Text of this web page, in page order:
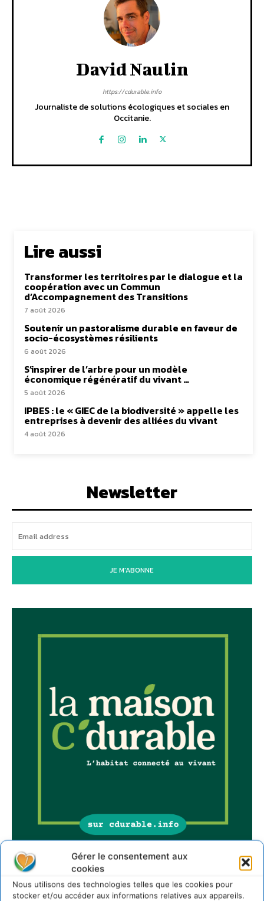
Gérer le consentement aux
cookies
Nous utilisons des technologies telles que les cookies pour
stocker et/ou accéder aux informations relatives aux appareils.
David Naulin
https://cdurable.info
Journaliste de solutions écologiques et sociales en
Occitanie.
Lire aussi
Transformer les territoires par le dialogue et la
coopération avec un Commun
d’Accompagnement des Transitions
7 août 2026
Soutenir un pastoralisme durable en faveur de
socio-écosystèmes résilients
6 août 2026
S’inspirer de l’arbre pour un modèle
économique régénératif du vivant …
5 août 2026
IPBES : le « GIEC de la biodiversité » appelle les
entreprises à devenir des alliées du vivant
4 août 2026
Newsletter
JE M'ABONNE
Sur Cdurable